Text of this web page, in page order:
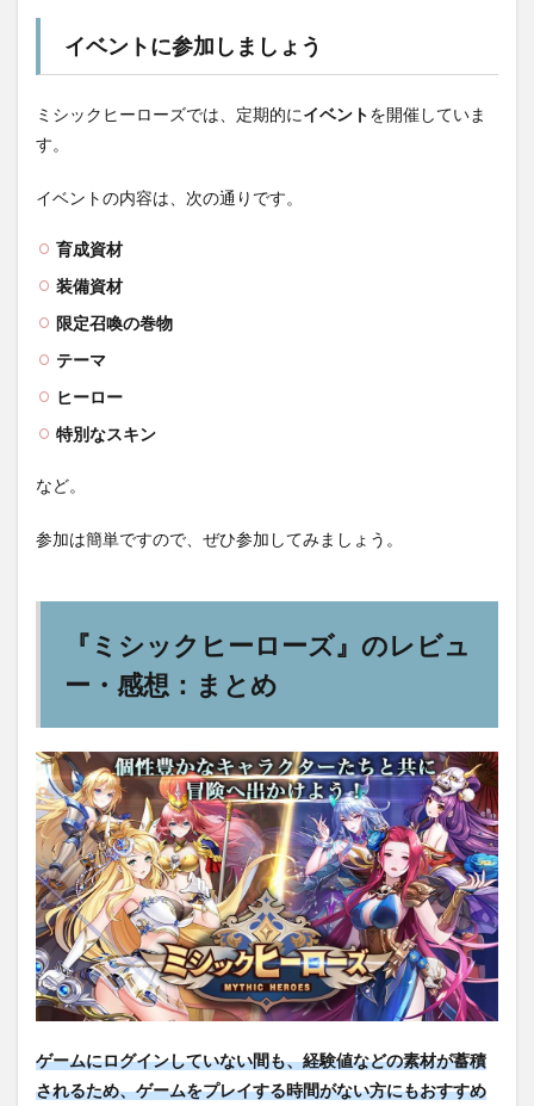
イベントに参加しましょう
ミシックヒーローズでは、定期的にイベントを開催していま
す。
イベントの内容は、次の通りです。
育成資材
装備資材
限定召喚の巻物
テーマ
ヒーロー
特別なスキン
など。
参加は簡単ですので、ぜひ参加してみましょう。
『ミシックヒーローズ』のレビュ
ー・感想：まとめ
ゲームにログインしていない間も、経験値などの素材が蓄積
されるため、ゲームをプレイする時間がない方にもおすすめ